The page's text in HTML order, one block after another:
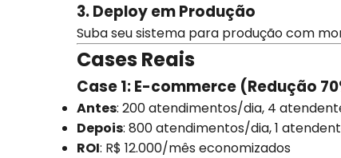
3. Deploy em Produção
Suba seu sistema para produção com
Cases Reais
Case 1: E-commerce (Redução
Antes: 200 atendimentos/dia, 4
Depois: 800 atendimentos/dia, 1
ROI: R$ 12.000/mês economizados